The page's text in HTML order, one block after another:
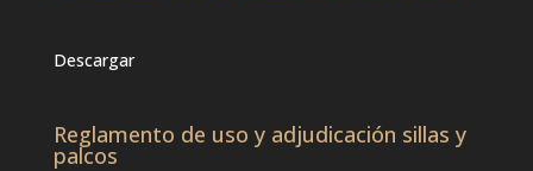
Descargar
Reglamento de uso y adjudicación sillas y
palcos